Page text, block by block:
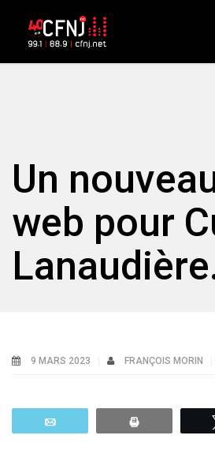
Un
web pour
9 MARS 2023 FRANÇOIS MORIN